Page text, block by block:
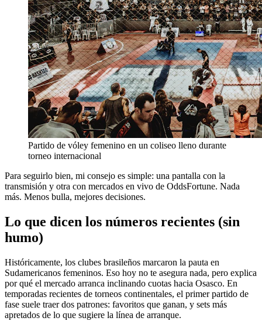
Partido de vóley femenino en un coliseo lleno durante
torneo internacional
Para seguirlo bien, mi consejo es simple: una pantalla con la
transmisión y otra con mercados en vivo de OddsFortune. Nada
más. Menos bulla, mejores decisiones.
Lo que dicen los números recientes (sin
humo)
Históricamente, los clubes brasileños marcaron la pauta en
Sudamericanos femeninos. Eso hoy no te asegura nada, pero explica
por qué el mercado arranca inclinando cuotas hacia Osasco. En
temporadas recientes de torneos continentales, el primer partido de
fase suele traer dos patrones: favoritos que ganan, y sets más
apretados de lo que sugiere la línea de arranque.